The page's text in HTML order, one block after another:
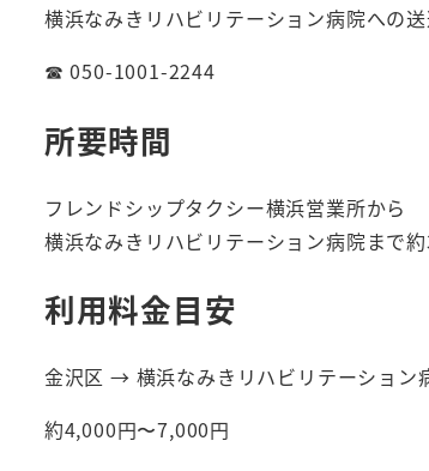
横浜なみきリハビリテーション病院への
☎ 050-1001-2244
所要時間
フレンドシップタクシー横浜営業所から
横浜なみきリハビリテーション病院まで
利用料金目安
金沢区 → 横浜なみきリハビリテーション
約4,000円〜7,000円